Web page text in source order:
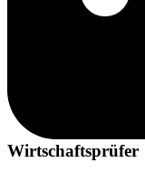
Wirtschaftsprüfer